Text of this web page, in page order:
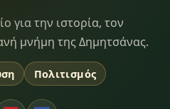
για την ιστορία, τον
μνήμη της Δημητσάνας.
Πολιτισμός